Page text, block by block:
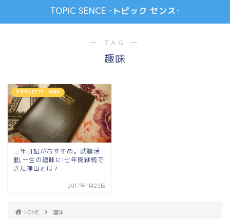
TOPIC SENCE -トピック センス-
― TAG ―
趣味
おすすめ口コミ・情報系
三年日記がおすすめ。就職活
動,一生の趣味に!七年間継続で
きた理由とは?
2017年1月25日
HOME 趣味